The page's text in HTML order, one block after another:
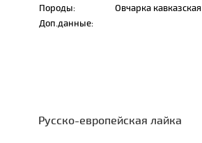
Породы:
Овчарка кавказская
Доп.данные:
Русско-европейская лайка